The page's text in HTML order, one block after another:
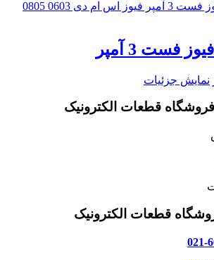
نمایش جزئیات
قطعات الکترونیک
قطعات الکترونیک